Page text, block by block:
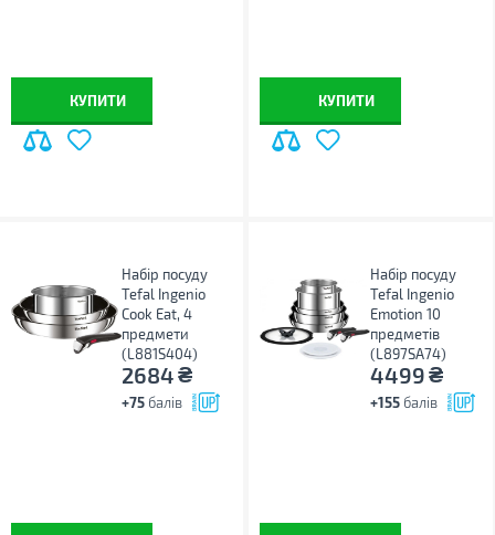
КУПИТИ КУПИТИ
Набір посуду
Tefal Ingenio
Cook Eat, 4
предмети
(L881S404)
2684₴
+75 балів
Набір посуду
Tefal Ingenio
Emotion 10
предметів
(L897SA74)
4499₴
+155 балів